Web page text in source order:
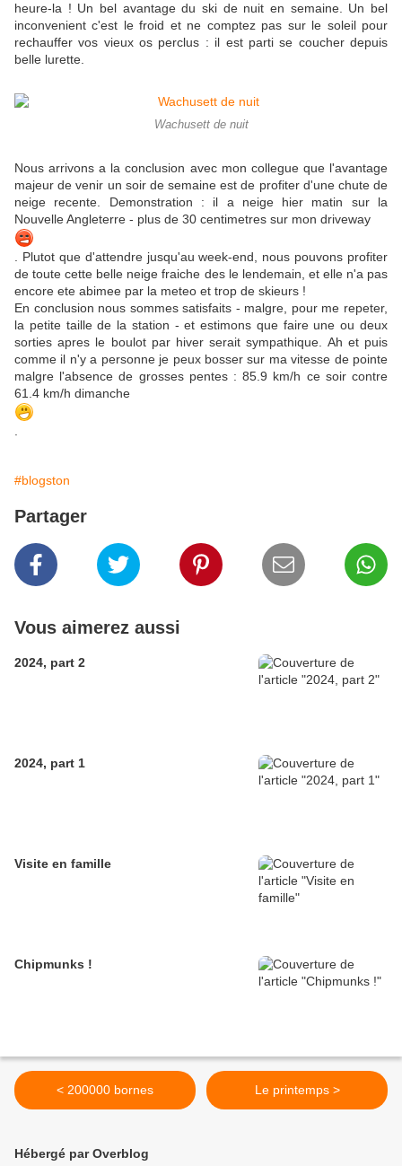
heure-la ! Un bel avantage du ski de nuit en semaine. Un bel
inconvenient c'est le froid et ne comptez pas sur le soleil pour
rechauffer vos vieux os perclus : il est parti se coucher depuis
belle lurette.
Wachusett de nuit
Nous arrivons a la conclusion avec mon collegue que l'avantage
majeur de venir un soir de semaine est de profiter d'une chute de
neige recente. Demonstration : il a neige hier matin sur la
Nouvelle Angleterre - plus de 30 centimetres sur mon driveway
. Plutot que d'attendre jusqu'au week-end, nous pouvons profiter
de toute cette belle neige fraiche des le lendemain, et elle n'a pas
encore ete abimee par la meteo et trop de skieurs !
En conclusion nous sommes satisfaits - malgre, pour me repeter,
la petite taille de la station - et estimons que faire une ou deux
sorties apres le boulot par hiver serait sympathique. Ah et puis
comme il n'y a personne je peux bosser sur ma vitesse de pointe
malgre l'absence de grosses pentes : 85.9 km/h ce soir contre
61.4 km/h dimanche
#blogston
Partager
Vous aimerez aussi
2024, part 2
2024, part 1
Visite en famille
Chipmunks !
< 200000 bornes Le printemps >
Hébergé par Overblog